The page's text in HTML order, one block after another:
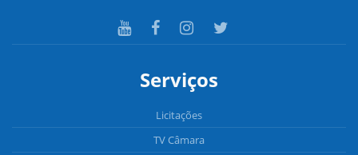
Serviços
Licitações
TV Câmara